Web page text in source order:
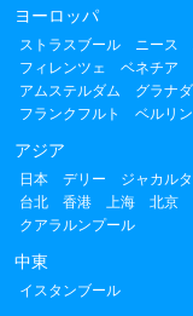
ヨーロッパ
ストラスブール ニース
フィレンツェ
ベネチア
アムステルダム
グラナダ
フランクフルト
ベルリン
アジア
日本 デリー ジャカルタ
台北
香港 上海 北京
クアラルンプール
中東
イスタンブール